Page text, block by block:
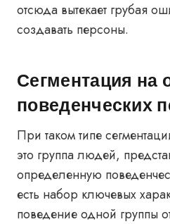
отсюда вытекает грубая
создавать персоны.
Сегментация на
поведенческих
При таком типе
это группа людей,
определенную
есть набор ключевых
поведение одной группы